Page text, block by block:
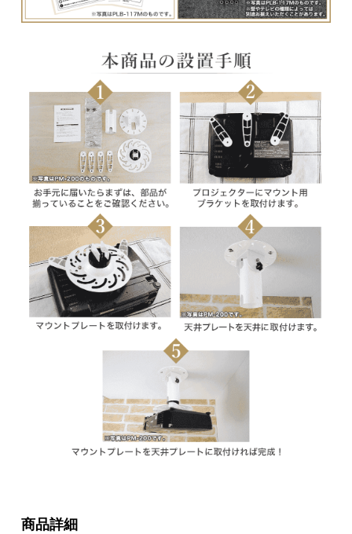
商品詳細